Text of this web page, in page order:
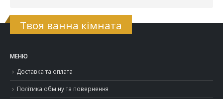
Твоя ванна кімната
МЕНЮ
Доставка та оплата
Політика обміну та повернення